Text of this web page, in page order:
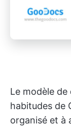
Le modèle
habitudes de
organisé et à